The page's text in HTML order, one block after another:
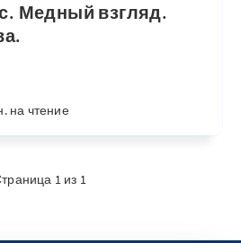
Медный взгляд.
на чтение
1 из 1